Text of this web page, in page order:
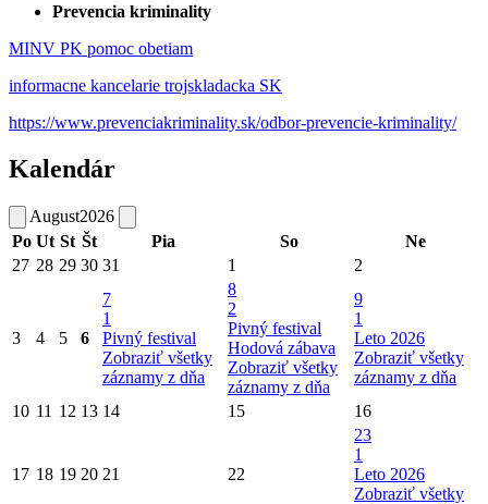
Prevencia kriminality
MINV PK pomoc obetiam
informacne kancelarie trojskladacka SK
https://www.prevenciakriminality.sk/odbor-prevencie-kriminality/
Kalendár
August2026
Po Ut St Št Pia So
Ne
27 28 29 30 31 1 2
3 4 5 6
7
1
Pivný festival
Zobraziť všetky
záznamy z dňa
8
2
Pivný festival
Hodová zábava
Zobraziť všetky
záznamy z dňa
9
1
Leto 2026
Zobraziť všetky
záznamy z dňa
10 11 12 13 14 15 16
17 18 19 20 21 22
23
1
Leto 2026
Zobraziť všetky